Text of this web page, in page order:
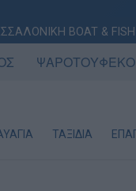
BOAT &
ΨΑΡΟΤΟΥΦΕΚΟ
ΤΑΞΙΔΙΑ